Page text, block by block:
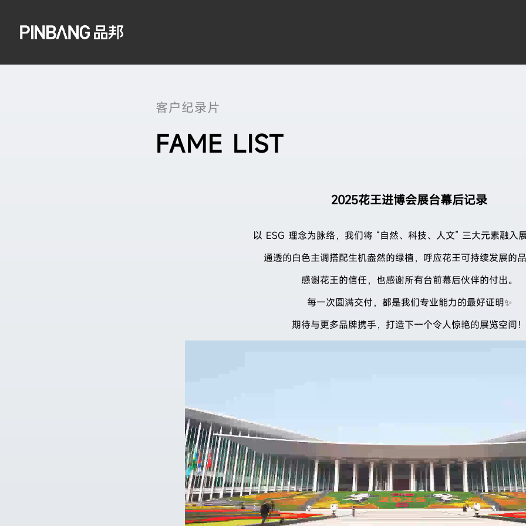
客户纪录片
FAME LIST
2025花王进博会展台幕后记录
以 ESG 理念为脉络，我们将 “自然、科技、人文” 三大元素融入展
通透的白色主调搭配生机盎然的绿植，呼应花王可持续发展的
感谢花王的信任，也感谢所有台前幕后伙伴的付出。
每一次圆满交付，都是我们专业能力的最好证明✨
期待与更多品牌携手，打造下一个令人惊艳的展览空间！